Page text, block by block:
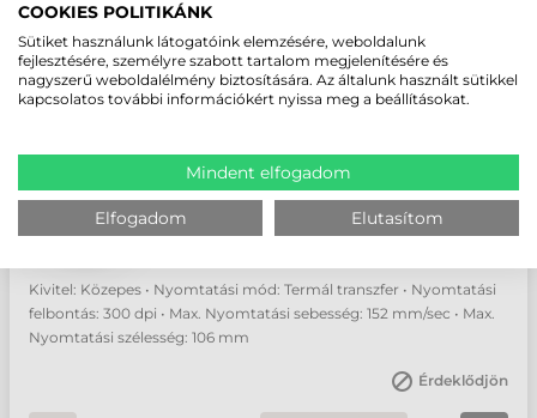
db
ZEBRA S4M CÍMKENYOMTATÓ
Cikkszám:S4M00-300E-0100T
Gyártó:
Kivitel: Közepes • Nyomtatási mód: Termál transzfer • Nyomtatási
felbontás: 300 dpi • Max. Nyomtatási sebesség: 152 mm/sec • Max.
Nyomtatási szélesség: 106 mm
Érdeklődjön
COOKIES POLITIKÁNK
Sütiket használunk látogatóink elemzésére, weboldalunk
fejlesztésére, személyre szabott tartalom megjelenítésére és
nagyszerű weboldalélmény biztosítására. Az általunk használt sütikkel
kapcsolatos további információkért nyissa meg a beállításokat.
Mindent elfogadom
Elfogadom Elutasítom